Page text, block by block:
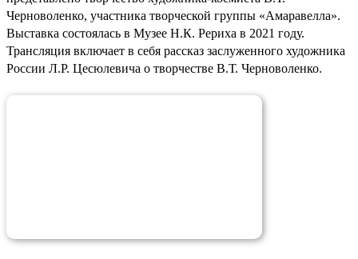
Черноволенко, участника творческой группы «Амаравелла».
Выставка состоялась в Музее Н.К. Рериха в 2021 году.
Трансляция включает в себя рассказ заслуженного художника
России Л.Р. Цесюлевича о творчестве В.Т. Черноволенко.